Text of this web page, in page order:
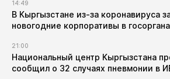
14:49
В Кыргызстане из-за коронавируса
новогодние корпоративы в
21:00
Национальный центр Кыргызстана
сообщил о 32 случаях пневмонии в